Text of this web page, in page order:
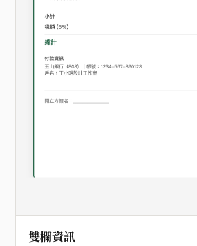
雙欄資訊